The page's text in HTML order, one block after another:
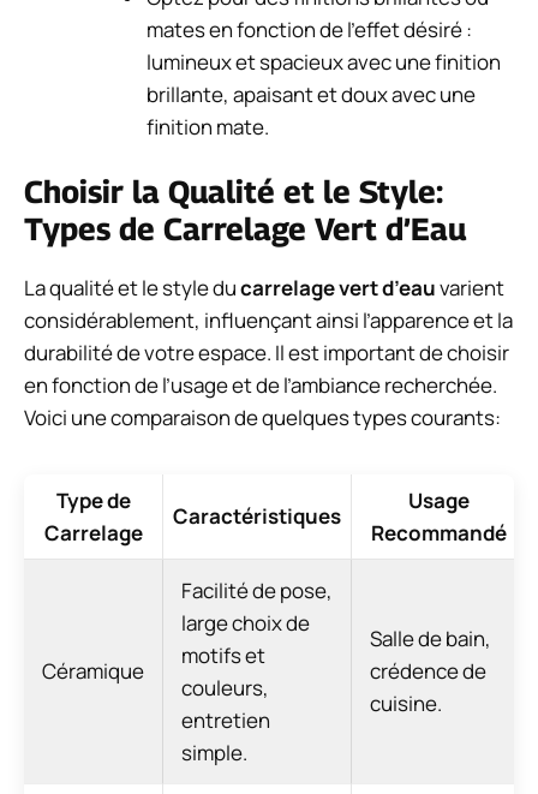
mates en fonction de l’effet désiré :
lumineux et spacieux avec une finition
brillante, apaisant et doux avec une
finition mate.
Choisir la Qualité et le Style:
Types de Carrelage Vert d’Eau
La qualité et le style ducarrelage vert d’eauvarient
considérablement, influençant ainsi l’apparence et la
durabilité de votre espace. Il est important de choisir
en fonction de l’usage et de l’ambiance recherchée.
Voici une comparaison de quelques types courants:
Type de
Carrelage
Caractéristiques
Usage
Recommandé
Céramique
Facilité de pose,
large choix de
motifs et
couleurs,
entretien
simple.
Salle de bain,
crédence de
cuisine.